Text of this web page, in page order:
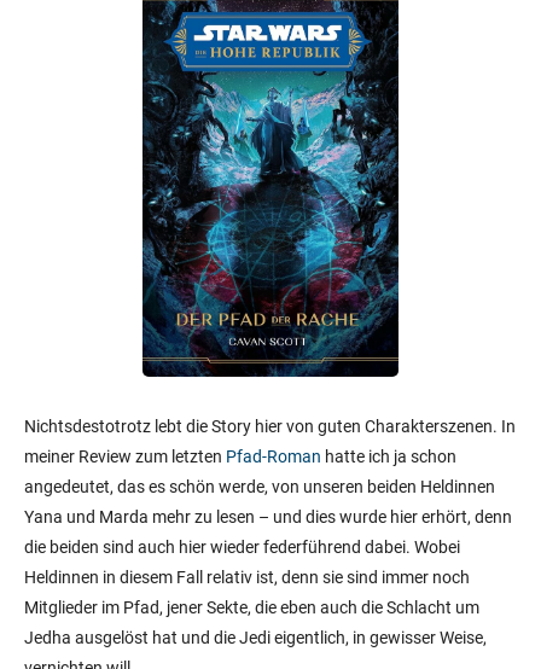
Nichtsdestotrotz lebt die Story hier von guten Charakterszenen. In
meiner Review zum letzten Pfad-Roman hatte ich ja schon
angedeutet, das es schön werde, von unseren beiden Heldinnen
Yana und Marda mehr zu lesen – und dies wurde hier erhört, denn
die beiden sind auch hier wieder federführend dabei. Wobei
Heldinnen in diesem Fall relativ ist, denn sie sind immer noch
Mitglieder im Pfad, jener Sekte, die eben auch die Schlacht um
Jedha ausgelöst hat und die Jedi eigentlich, in gewisser Weise,